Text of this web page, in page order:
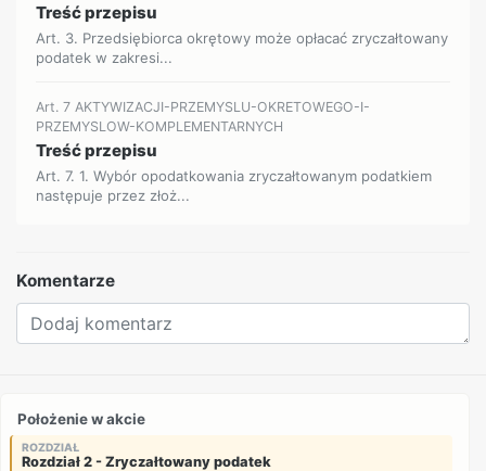
Treść przepisu
Art. 3. Przedsiębiorca okrętowy może opłacać zryczałtowany
podatek w zakresi...
Art. 7 AKTYWIZACJI-PRZEMYSLU-OKRETOWEGO-I-
PRZEMYSLOW-KOMPLEMENTARNYCH
Treść przepisu
Art. 7. 1. Wybór opodatkowania zryczałtowanym podatkiem
następuje przez złoż...
Komentarze
Położenie w akcie
ROZDZIAŁ
Rozdział 2 - Zryczałtowany podatek